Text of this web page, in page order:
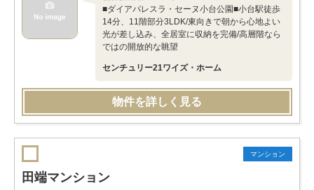
■ダイアパレスラ・セーヌ小台公園■小台駅徒歩
14分、11階部分3LDK/東向きで朝から心地よい
光が差し込み、全居室に収納を完備/高層階なら
ではの開放的な眺望
センチュリー21ワイズ・ホーム
物件を詳しく見る
マンション
田端マンション